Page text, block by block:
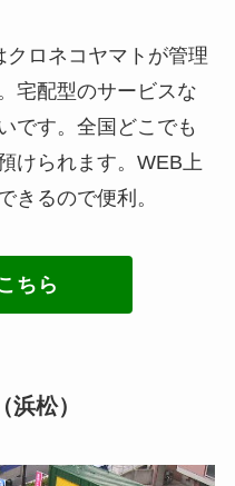
ロネコヤマトが管理
宅配型のサービスな
です。全国どこでも
けられます。WEB上
きるので便利。
ちら
浜松）